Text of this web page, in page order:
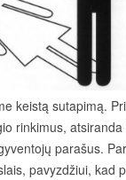
keistą sutapimą.
rinkimus, atsiranda
parašus.
pavyzdžiui, kad